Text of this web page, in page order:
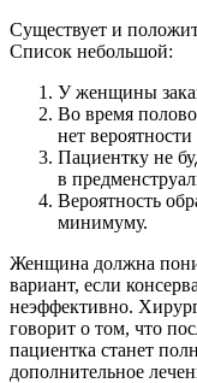
Существует и
Список небольшой:
У женщины
Во время
нет вероятности
Пациентку не
в
Вероятность
минимуму.
Женщина должна
вариант, если
неэффективно.
говорит о том, что
пациентка станет
дополнительное